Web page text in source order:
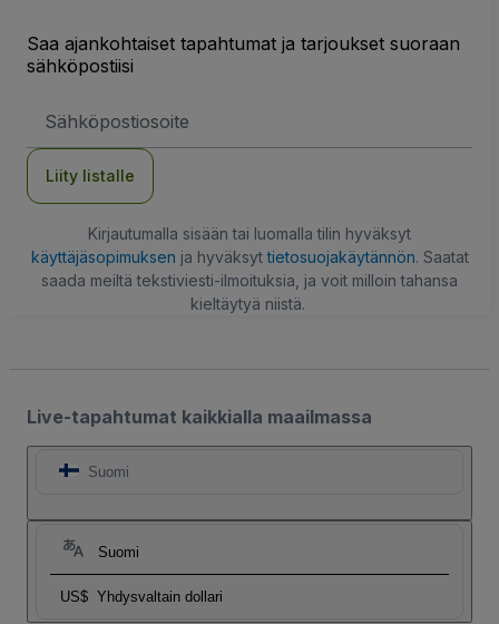
Saa ajankohtaiset tapahtumat ja tarjoukset suoraan
sähköpostiisi
Liity listalle
Kirjautumalla sisään tai luomalla tilin hyväksyt
käyttäjäsopimuksen ja hyväksyttietosuojakäytännön. Saatat
saada meiltä tekstiviesti-ilmoituksia, ja voit milloin tahansa
kieltäytyä niistä.
Live-tapahtumat kaikkialla maailmassa
Suomi
Suomi
US$ Yhdysvaltain dollari